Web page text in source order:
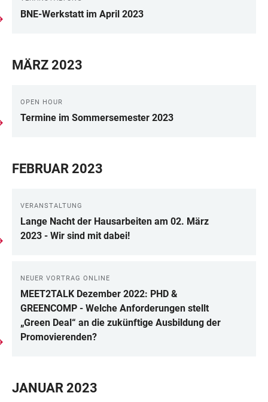
BNE-Werkstatt im April 2023
MÄRZ 2023
OPEN HOUR
Termine im Sommersemester 2023
FEBRUAR 2023
VERANSTALTUNG
Lange Nacht der Hausarbeiten am 02. März
2023 - Wir sind mit dabei!
NEUER VORTRAG ONLINE
MEET2TALK Dezember 2022: PHD &
GREENCOMP - Welche Anforderungen stellt
„Green Deal“ an die zukünftige Ausbildung der
Promovierenden?
JANUAR 2023